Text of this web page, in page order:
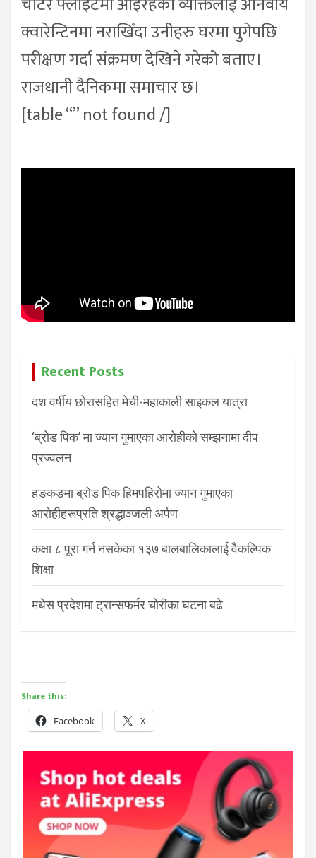
क्वारेन्टिनमा नराखिँदा उनीहरु घरमा पुगेपछि
परीक्षण गर्दा संक्रमण देखिने गरेको बताए।
राजधानी दैनिकमा समाचार छ।
[table “” not found /]
Recent Posts
दश वर्षीय छोरासहित मेची-महाकाली साइकल यात्रा
‘ब्रोड पिक’ मा ज्यान गुमाएका आरोहीको सम्झनामा दीप
प्रज्वलन
हङकङमा ब्रोड पिक हिमपहिरोमा ज्यान गुमाएका
आरोहीहरूप्रति श्रद्धाञ्जली अर्पण
कक्षा ८ पूरा गर्न नसकेका १३७ बालबालिकालाई वैकल्पिक
शिक्षा
मधेस प्रदेशमा ट्रान्सफर्मर चोरीका घटना बढे
Share this:
Facebook X